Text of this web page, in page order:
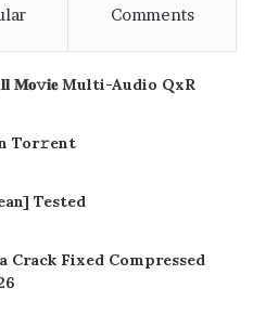
Comments
𝐌𝐨𝚟𝐢𝐞 Multi-Audio QxR
Tor𝚛ent
Tested
Fixed Compressed